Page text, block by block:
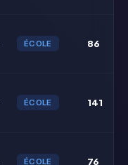
ÉCOLE 86
ÉCOLE 141
ÉCOLE 76